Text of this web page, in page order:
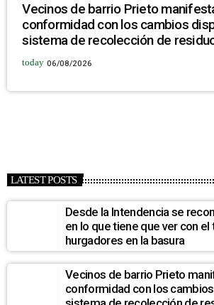
Vecinos de barrio Prieto
conformidad con los cambios
sistema de recolección de
today 06/08/2026
LATEST POSTS
Desde la Intendencia se
en lo que tiene que ver con el
hurgadores en la basura
Vecinos de barrio Prieto
conformidad con los